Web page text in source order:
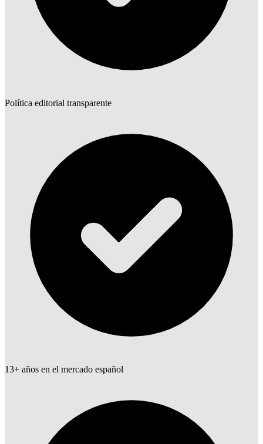
Política editorial transparente
13+ años en el mercado español